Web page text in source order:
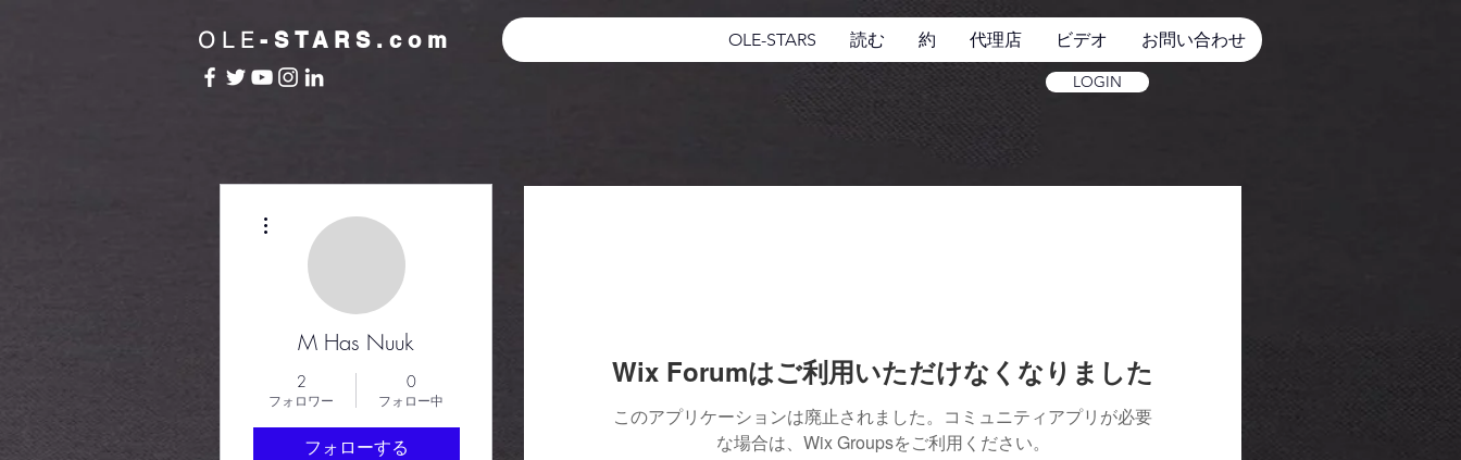
OLE -STARS.com OLE-STARS 読む 約 代理店 ビデオ お問い合わせ
LOGIN
Wix Forumはご利用いただけなくなりました
このアプリケーションは廃止されました。コミュニティアプリが必要
な場合は、Wix Groupsをご利用ください。
M Has Nuuk
2
フォロワー
0
フォロー中
フォローする